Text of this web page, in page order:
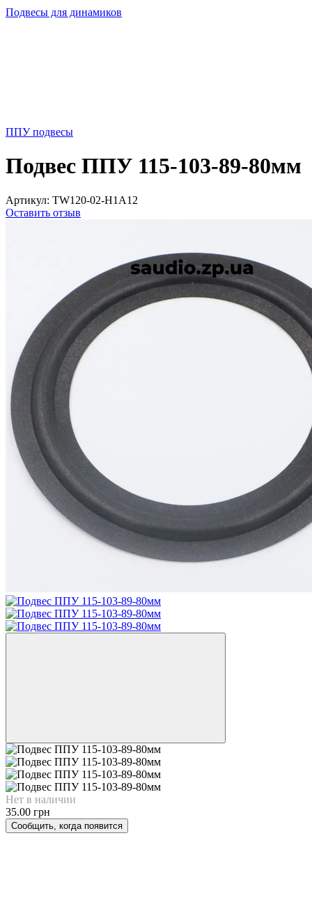
Подвесы для динамиков
ППУ подвесы
Подвес ППУ 115-103-89-80мм
Артикул: TW120-02-H1A12
Оставить отзыв
Нет в наличии
35.00 грн
Сообщить, когда появится